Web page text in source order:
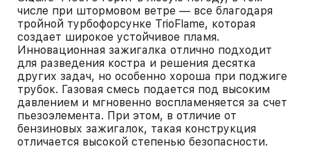
числе при штормовом ветре — все благодаря
тройной турбофорсунке TrioFlame, которая
создает широкое устойчивое пламя.
Инновационная зажигалка отлично подходит
для разведения костра и решения десятка
других задач, но особенно хороша при поджиге
трубок. Газовая смесь подается под высоким
давлением и мгновенно воспламеняется за счет
пьезоэлемента. При этом, в отличие от
бензиновых зажигалок, такая конструкция
отличается высокой степенью безопасности.